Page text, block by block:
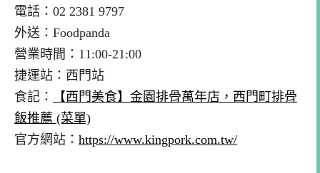
電話：02 2381 9797
外送：Foodpanda
營業時間：11:00-21:00
捷運站：西門站
食記：
【西門美食】金園排骨萬年店，西門町排骨
飯推薦 (菜單)
官方網站： https://www.kingpork.com.tw/